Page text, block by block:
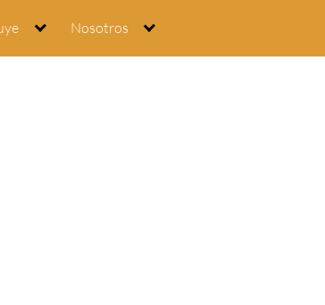
Nosotros